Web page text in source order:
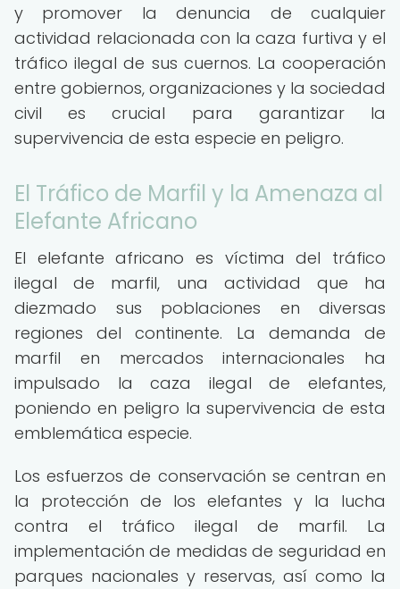
y promover la denuncia de cualquier
actividad relacionada con la caza furtiva y el
tráfico ilegal de sus cuernos. La cooperación
entre gobiernos, organizaciones y la sociedad
civil es crucial para garantizar la
supervivencia de esta especie en peligro.
El Tráfico de Marfil y la Amenaza al
Elefante Africano
El elefante africano es víctima del tráfico
ilegal de marfil, una actividad que ha
diezmado sus poblaciones en diversas
regiones del continente. La demanda de
marfil en mercados internacionales ha
impulsado la caza ilegal de elefantes,
poniendo en peligro la supervivencia de esta
emblemática especie.
Los esfuerzos de conservación se centran en
la protección de los elefantes y la lucha
contra el tráfico ilegal de marfil. La
implementación de medidas de seguridad en
parques nacionales y reservas, así como la